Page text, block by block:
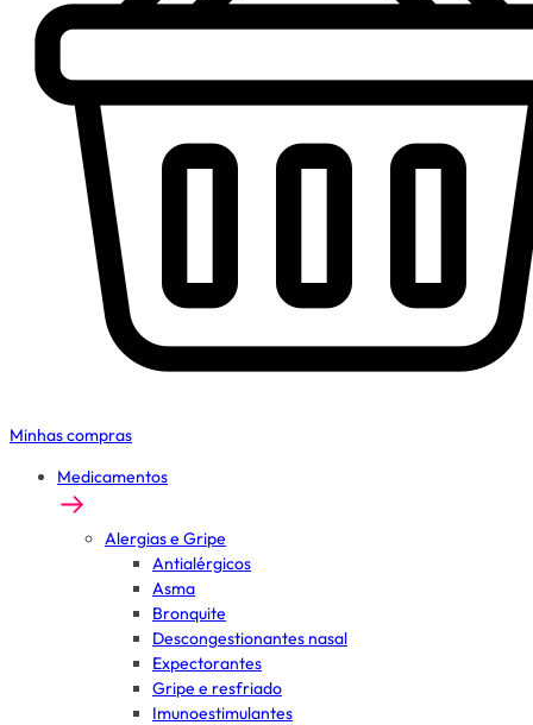
Minhas compras
Medicamentos
Alergias e Gripe
Antialérgicos
Asma
Bronquite
Descongestionantes nasal
Expectorantes
Gripe e resfriado
Imunoestimulantes